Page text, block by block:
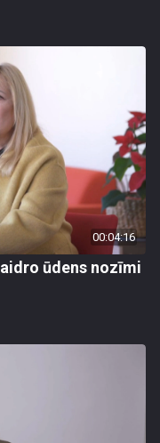
00:04:16
ūdens nozīmi